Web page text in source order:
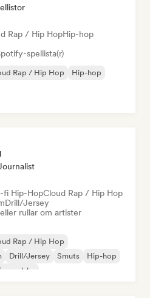
Rap / Hip HopHip-hop
spellista(r)
Rap / Hip Hop
Hip-hop
fi Hip-HopCloud Rap / Hip Hop
Drill/Jersey
rullar om artister
Rap / Hip Hop
Drill/Jersey Smuts
Hip-hop
engelska